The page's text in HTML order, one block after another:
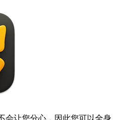
会让您分心，因此您可以全身